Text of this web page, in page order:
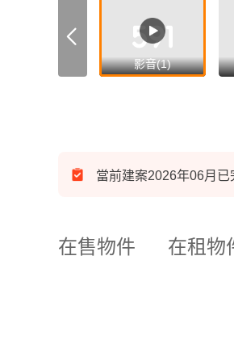
影音(1)
當前建案2026年06月已
在售物件 在租物